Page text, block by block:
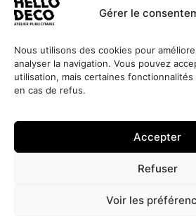
Gérer le
Nous utilisons des cookies pour
analyser la navigation. Vous pouvez
utilisation, mais certaines
en cas de refus.
Accepter
Refuser
Voir les
Services
Réalisations
Nos
engagements
+352
44 99
confidentialité